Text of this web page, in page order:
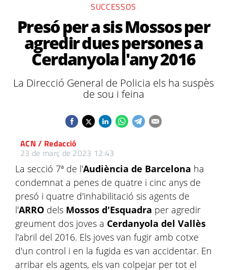
SUCCESSOS
Presó per a sis Mossos per
agredir dues persones a
Cerdanyola l'any 2016
La Direcció General de Policia els ha suspès
de sou i feina
ACN / Redacció
23 de març de 2023 12:43
La secció 7ª de l'Audiència de Barcelona ha
condemnat a penes de quatre i cinc anys de
presó i quatre d'inhabilitació sis agents de
l'ARRO dels Mossos d'Esquadra per agredir
greument dos joves a Cerdanyola del Vallès
l'abril del 2016. Els joves van fugir amb cotxe
d'un control i en la fugida es van accidentar. En
arribar els agents, els van colpejar per tot el